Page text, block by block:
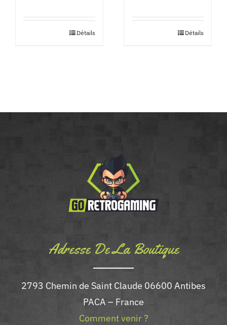
2.00€
à
Détails Détails
Adresse De La Boutique
2793 Chemin de Saint Claude 06600 Antibes
PACA – France
Comment venir ?